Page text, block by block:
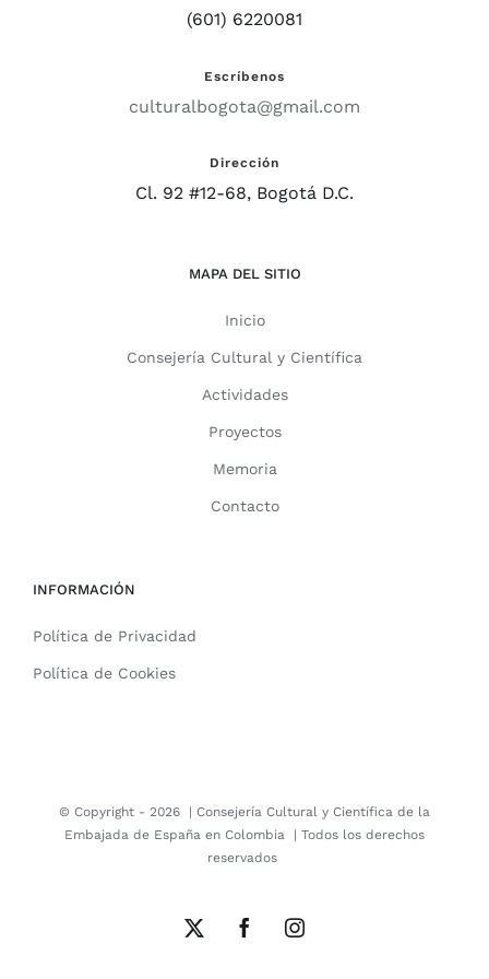
(601) 6220081
Escríbenos
culturalbogota@gmail.com
Dirección
Cl. 92 #12-68, Bogotá D.C.
MAPA DEL SITIO
Inicio
Consejería Cultural y Científica
Actividades
Proyectos
Memoria
Contacto
INFORMACIÓN
Política de Privacidad
Política de Cookies
© Copyright - 2026 | Consejería Cultural y Científica de la
Embajada de España en Colombia | Todos los derechos
reservados
X FacebookInstagram